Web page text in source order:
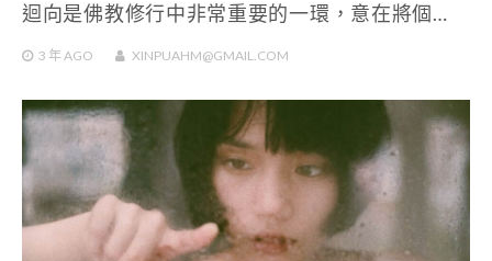
迴向是佛教修行中非常重要的一環，意在將個…
3 年AGO XINPUAHM@GMAIL.COM